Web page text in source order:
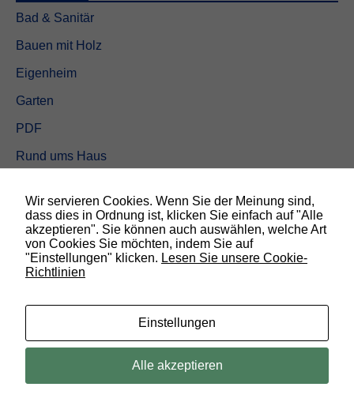
Bad & Sanitär
Bauen mit Holz
Eigenheim
Garten
PDF
Rund ums Haus
Sicherheit
SUCHEN
© 2019 Bauland Magazin Braunschweig, Peine & Wolfsburg. All rights
Wir servieren Cookies. Wenn Sie der Meinung sind,
dass dies in Ordnung ist, klicken Sie einfach auf "Alle
akzeptieren". Sie können auch auswählen, welche Art
von Cookies Sie möchten, indem Sie auf
"Einstellungen" klicken. Lesen Sie unsere Cookie-
Richtlinien
Einstellungen
Alle akzeptieren
e
n
i
g